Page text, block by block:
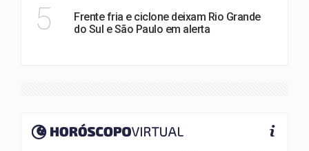
5
Frente fria e ciclone deixam Rio Grande
do Sul e São Paulo em alerta